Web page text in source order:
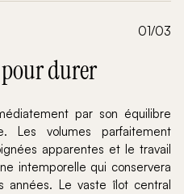
01/03
pour durer
par son équilibre
Les volumes parfaitement
apparentes et le travail
intemporelle qui conservera
années. Le vaste îlot central